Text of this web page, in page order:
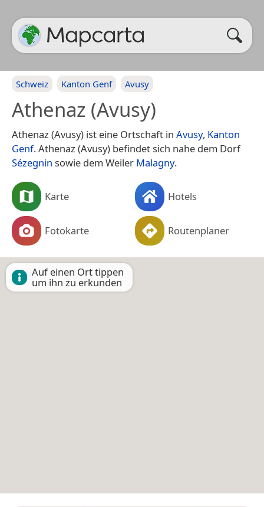
Schweiz Kanton Genf Avusy
Athenaz (Avusy)
Athenaz (Avusy) ist eine Ortschaft in Avusy, Kanton
Genf. Athenaz (Avusy) befindet sich nahe dem Dorf
Sézegnin sowie dem Weiler Malagny.
Karte Hotels
Fotokarte Routenplaner
Auf einen Ort tippen
um ihn zu erkunden